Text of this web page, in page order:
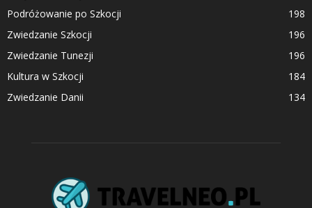
Podróżowanie po Szkocji
198
Zwiedzanie Szkocji
196
Zwiedzanie Tunezji
196
Kultura w Szkocji
184
Zwiedzanie Danii
134